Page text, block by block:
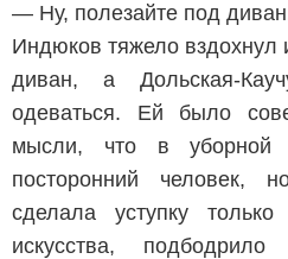
— Ну, полезайте под
Индюков тяжело вздохнул
диван, а Дольская-
одеваться. Ей было
мысли, что в уборной
посторонний человек,
сделала уступку
искусства,